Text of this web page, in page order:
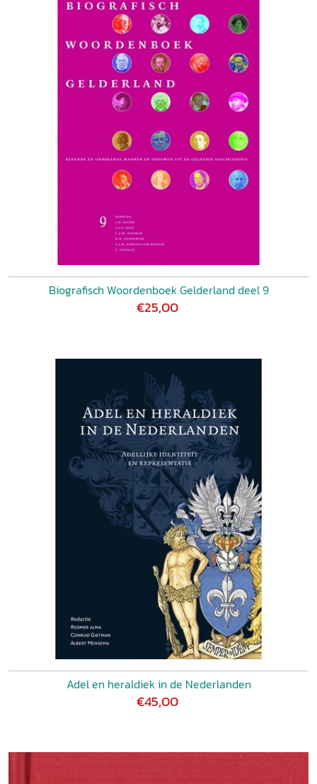
Biografisch Woordenboek Gelderland deel 9
€25,00
Adel en heraldiek in de Nederlanden
€45,00